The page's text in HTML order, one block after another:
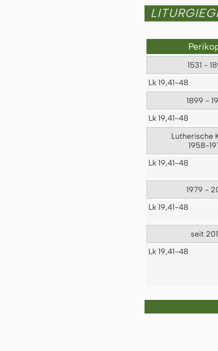
1531 -
Lk 19,41-48
1899 -
Lk 19,41-48
Lutherische
1958-
Lk 19,41-48
1979 -
Lk 19,41-48
seit
Lk 19,41-48